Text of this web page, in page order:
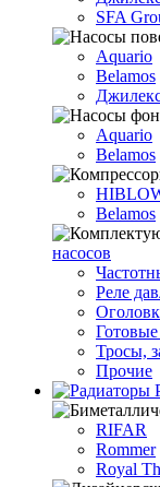
SFA
Aquario
Belamos
Aquario
Belamos
Belamos
насосов
Реле
Тросы,
Прочие
RIFAR
Rommer
Royal